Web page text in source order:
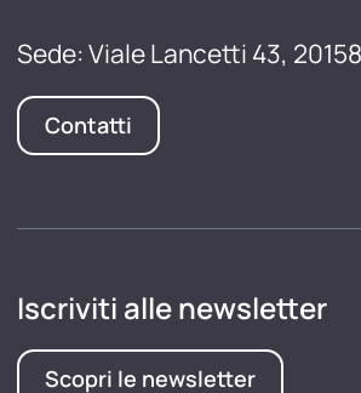
Sede: Viale Lancetti 43,
Contatti
Iscriviti alle newsletter
Scopri le newsletter